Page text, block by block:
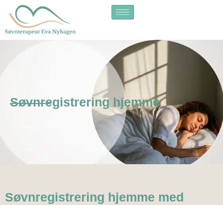
content
Søvnregistrering hjemme
Søvnregistrering hjemme med